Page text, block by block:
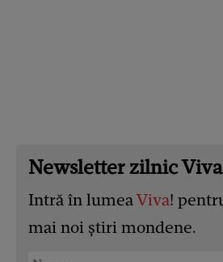
Newsletter zilnic
Intră în lumeaViva!
mai noi știri mondene.